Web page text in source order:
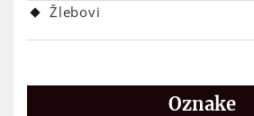
Žlebovi
Oznake